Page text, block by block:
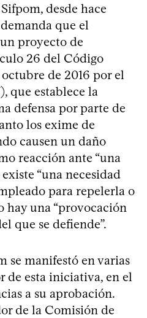
desde hace
que el
proyecto de
26 del Código
de 2016 por el
que establece la
defensa por parte de
los exime de
causen un daño
reacción ante “una
“una necesidad
para repelerla o
hay una “provocación
que se defiende”.
se manifestó en varias
de esta iniciativa, en el
a su aprobación.
de la Comisión de